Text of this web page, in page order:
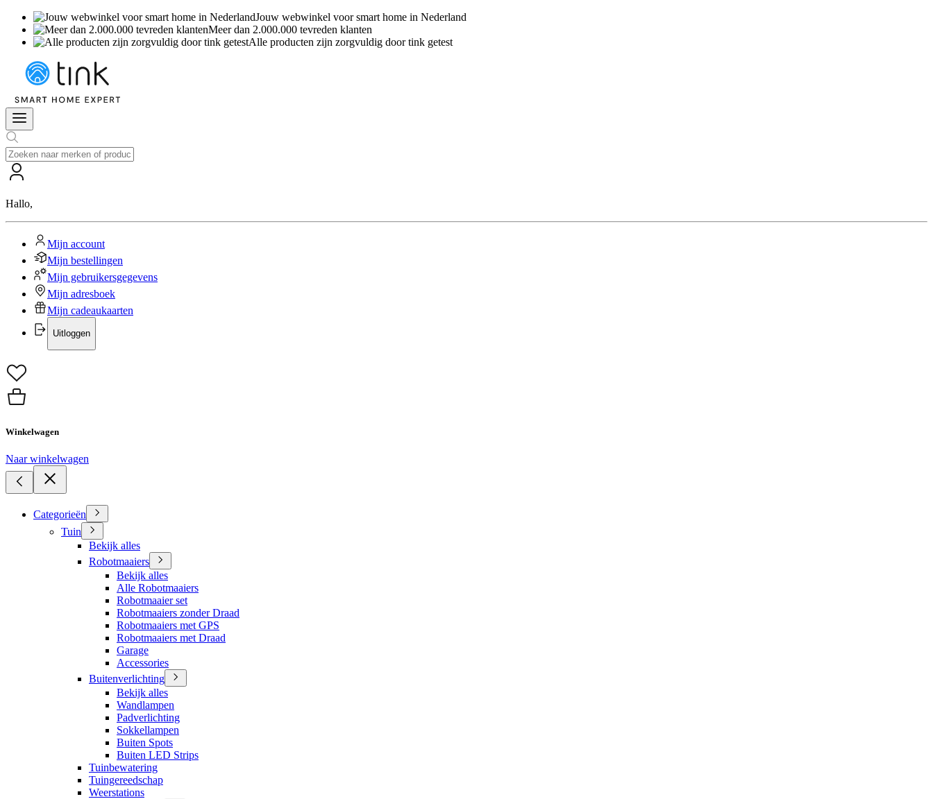
Jouw webwinkel voor smart home in Nederland
Meer dan 2.000.000 tevreden klanten
Alle producten zijn zorgvuldig door tink getest
Hallo,
Mijn account
Mijn bestellingen
Mijn gebruikersgegevens
Mijn adresboek
Mijn cadeaukaarten
Uitloggen
Winkelwagen
Naar winkelwagen
Categorieën
Tuin
Bekijk alles
Robotmaaiers
Bekijk alles
Alle Robotmaaiers
Robotmaaier set
Robotmaaiers zonder Draad
Robotmaaiers met GPS
Robotmaaiers met Draad
Garage
Accessories
Buitenverlichting
Bekijk alles
Wandlampen
Padverlichting
Sokkellampen
Buiten Spots
Buiten LED Strips
Tuinbewatering
Tuingereedschap
Weerstations